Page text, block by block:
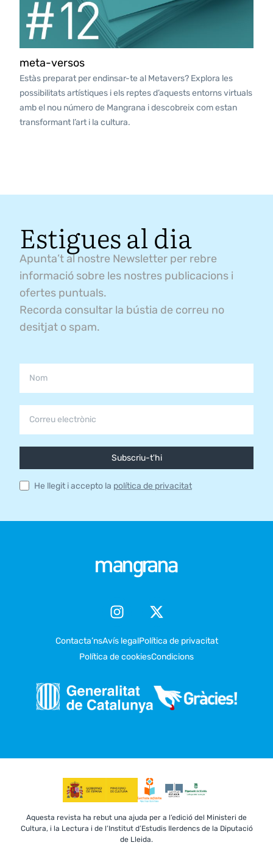
meta-versos
Estàs preparat per endinsar-te al Metavers? Explora les
possibilitats artístiques i els reptes d’aquests entorns virtuals
amb el nou número de Mangrana i descobreix com estan
transformant l’art i la cultura.
Estigues al dia
Apunta’t al nostre Newsletter per rebre
informació sobre les nostres publicacions i
ofertes puntuals.
Recorda consultar la bústia de correu no
desitjat o spam.
Subscriu-t'hi
He llegit i accepto la política de privacitat
Contacta’nsAvís legalPolítica de privacitat
Política de cookiesCondicions
Aquesta revista ha rebut una ajuda per a l’edició del Ministeri de
Cultura, i la Lectura i de l’Institut d’Estudis Ilerdencs de la Diputació
de Lleida.